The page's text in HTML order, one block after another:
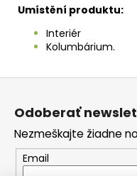
Umístění produktu:
Interiér
Kolumbárium.
Z
Odoberať
Nezmeškajte žiadne
Email